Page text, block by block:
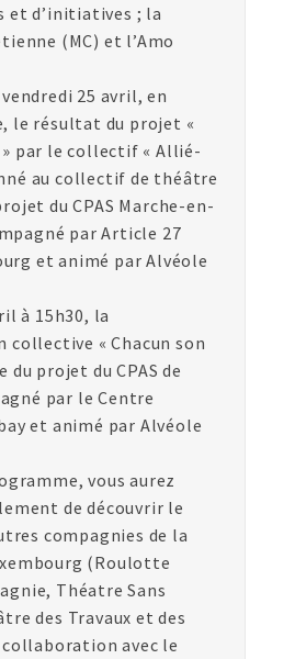
et d’initiatives ; la
(MC) et l’Amo
25 avril, en
le résultat du projet «
par le collectif « Allié-
au collectif de théâtre
du CPAS Marche-en-
par Article 27
et animé par Alvéole
à 15h30, la
« Chacun son
du projet du CPAS de
par le Centre
et animé par Alvéole
vous aurez
de découvrir le
compagnies de la
(Roulotte
Théatre Sans
des Travaux et des
avec le